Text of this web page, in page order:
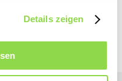
Details zeigen